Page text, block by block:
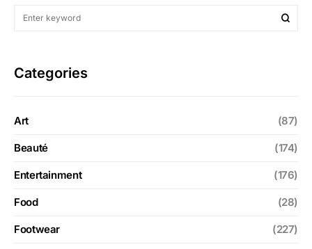
Categories
Art (87)
Beauté (174)
Entertainment (176)
Food (28)
Footwear (227)